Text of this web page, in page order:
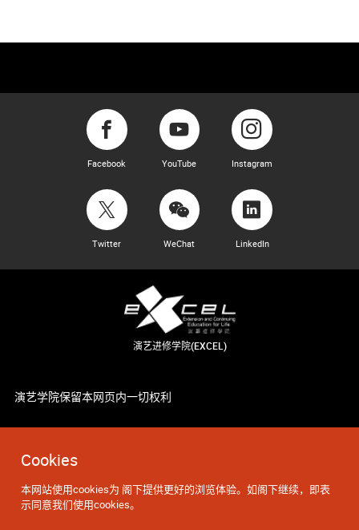
Cookies
本网站使用cookies为 阁下提供更好的浏览体验。如阁下继续，即表
示同意我们使用cookies。
Facebook YouTube Instagram
Twitter WeChat LinkedIn
演艺进修学院(EXCEL)
演艺学院保留本网页内一切权利